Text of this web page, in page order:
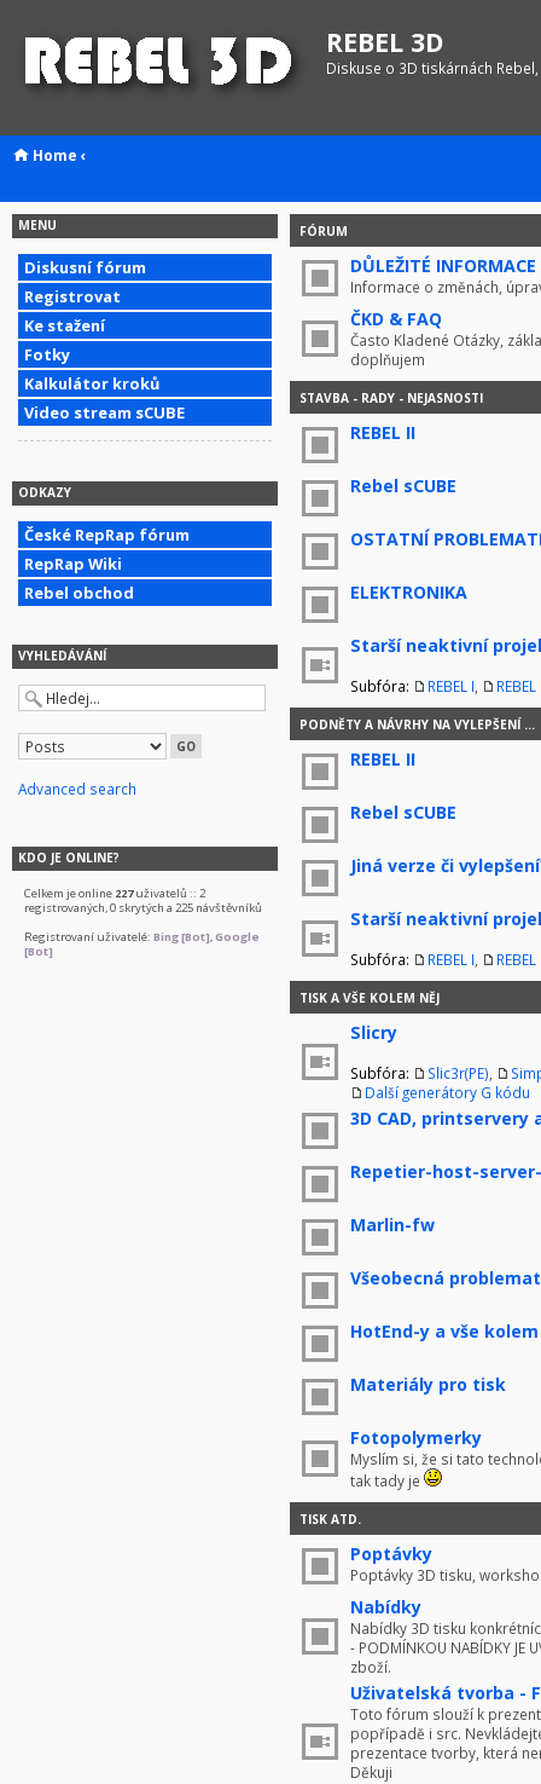
REBEL 3D
Diskuse o 3D tiskárnách
Home ‹
MENU
Diskusní fórum
Registrovat
Ke stažení
Fotky
Kalkulátor kroků
Video stream sCUBE
ODKAZY
České RepRap fórum
RepRap Wiki
Rebel obchod
VYHLEDÁVÁNÍ
Advanced search
KDO JE ONLINE?
Celkem je online 227uživatelů :: 2
registrovaných, 0 skrytých a 225 návštěvníků
Registrovaní uživatelé: Bing [Bot],Google
[Bot]
FÓRUM
DŮLEŽITÉ INFORMACE
Informace o změnách,
ČKD & FAQ
Často Kladené Otázky,
doplňujem
STAVBA - RADY - NEJASNOSTI
REBEL II
Rebel sCUBE
OSTATNÍ
ELEKTRONIKA
Starší neaktivní
Subfóra: REBEL I REBEL
PODNĚTY A NÁVRHY NA VYLEPŠENÍ ...
REBEL II
Rebel sCUBE
Jiná verze či
Starší neaktivní
Subfóra: REBEL I REBEL
TISK A VŠE KOLEM NĚJ
Slicry
Subfóra: Slic3r(PE)
Další generátory G kódu
3D CAD, printservery
Repetier-host-
Marlin-fw
Všeobecná
HotEnd-y a vše kolem
Materiály pro tisk
Fotopolymerky
Myslím si, že si tato
tak tady je
TISK ATD.
Poptávky
Poptávky 3D tisku,
Nabídky
Nabídky 3D tisku
- PODMÍNKOU NABÍDKY JE
zboží.
Uživatelská tvorba -
Toto fórum slouží k
popřípadě i src.
prezentace tvorby, která
Děkuji